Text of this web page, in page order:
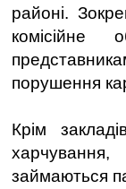
районі.
комісійне
порушення
Крім
харчування,
займаються